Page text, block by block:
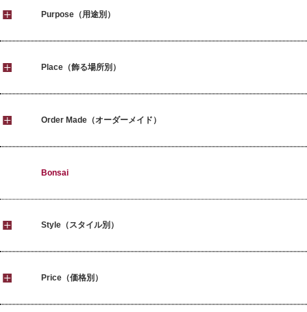
Purpose（用途別）
Place（飾る場所別）
Order Made（オーダーメイド）
Bonsai
Style（スタイル別）
Price（価格別）